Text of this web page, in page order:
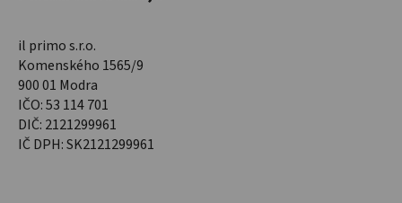
il primo s.r.o.
Komenského 1565/9
900 01 Modra
IČO: 53 114 701
DIČ: 2121299961
IČ DPH: SK2121299961